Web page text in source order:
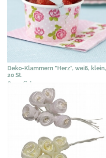
Deko-Klammern "Herz", weiß, klein,
20 St.
8,20 € *